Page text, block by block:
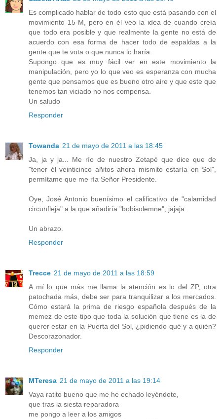
Es complicado hablar de todo esto que está pasando con el
movimiento 15-M, pero en él veo la idea de cuando creía
que todo era posible y que realmente la gente no está de
acuerdo con esa forma de hacer todo de espaldas a la
gente que te vota o que nunca lo haría.
Supongo que es muy fácil ver en este movimiento la
manipulación, pero yo lo que veo es esperanza con mucha
gente que pensamos que es bueno otro aire y que este que
tenemos tan viciado no nos compensa.
Un saludo
Responder
Towanda 21 de mayo de 2011 a las 18:45
Ja, ja y ja... Me río de nuestro Zetapé que dice que de
"tener él veinticinco añitos ahora mismito estaría en Sol",
permítame que me ría Señor Presidente.
Oye, José Antonio buenísimo el calificativo de "calamidad
circunfleja" a la que añadiría "bobisolemne", jajaja.
Un abrazo.
Responder
Trecce 21 de mayo de 2011 a las 18:59
A mí lo que más me llama la atención es lo del ZP, otra
patochada más, debe ser para tranquilizar a los mercados.
Cómo estará la prima de riesgo española después de la
memez de este tipo que toda la solución que tiene es la de
querer estar en la Puerta del Sol, ¿pidiendo qué y a quién?
Descorazonador.
Responder
MTeresa 21 de mayo de 2011 a las 19:14
Vaya ratito bueno que me he echado leyéndote,
que tras la siesta reparadora
me pongo a leer a los amigos